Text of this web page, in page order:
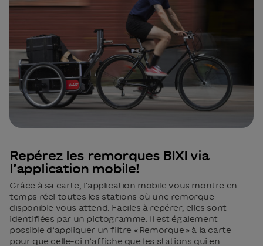
Repérez les remorques BIXI via
l’application mobile!
Grâce à sa carte, l’application mobile vous montre en
temps réel toutes les stations où une remorque
disponible vous attend. Faciles à repérer, elles sont
identifiées par un pictogramme. Il est également
possible d’appliquer un filtre « Remorque » à la carte
pour que celle-ci n’affiche que les stations qui en